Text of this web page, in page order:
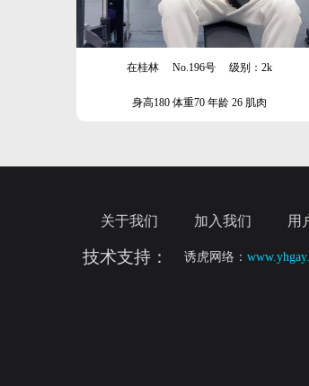
在桂林 No.196号 级别：2k
身高180 体重70 年龄 26 肌肉
关于我们 加入我们 用
技术支持： 诱虎网络：